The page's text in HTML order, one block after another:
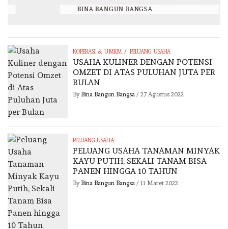
BINA BANGUN BANGSA / 11 MARET 2022
KOPERASI & UMKM / PELUANG USAHA
USAHA KULINER DENGAN POTENSI
OMZET DI ATAS PULUHAN JUTA PER
BULAN
By Bina Bangun Bangsa/ 27 Agustus 2022
PELUANG USAHA
PELUANG USAHA TANAMAN MINYAK
KAYU PUTIH, SEKALI TANAM BISA
PANEN HINGGA 10 TAHUN
By Bina Bangun Bangsa/ 11 Maret 2022